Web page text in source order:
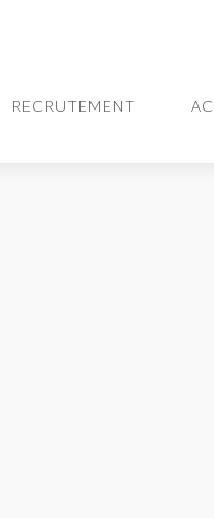
RECRUTEMENT